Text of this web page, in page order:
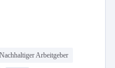
Nachhaltiger Arbeitgeber